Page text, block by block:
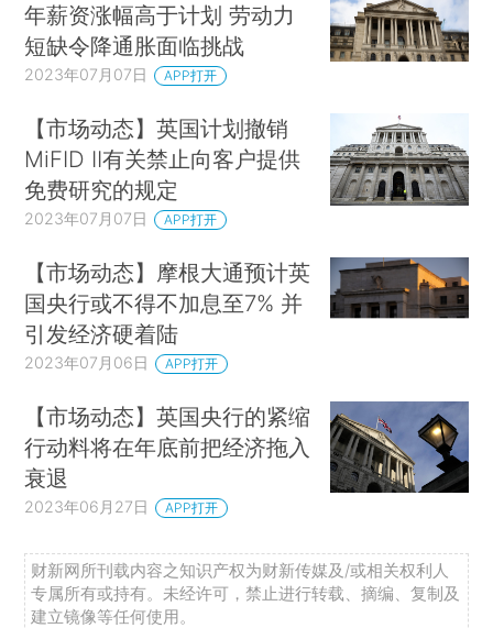
年薪资涨幅高于计划 劳动力
短缺令降通胀面临挑战
2023年07月07日 APP打开
【市场动态】英国计划撤销
MiFID II有关禁止向客户提供
免费研究的规定
2023年07月07日 APP打开
【市场动态】摩根大通预计英
国央行或不得不加息至7% 并
引发经济硬着陆
2023年07月06日 APP打开
【市场动态】英国央行的紧缩
行动料将在年底前把经济拖入
衰退
2023年06月27日 APP打开
财新网所刊载内容之知识产权为财新传媒及/或相关权利人
专属所有或持有。未经许可，禁止进行转载、摘编、复制及
建立镜像等任何使用。